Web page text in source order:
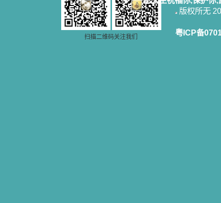
扫描二维码关注我们
版权所无
粤ICP备